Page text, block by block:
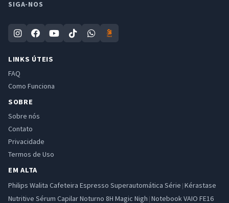
SIGA-NOS
LINKS ÚTEIS
FAQ
Como Funciona
SOBRE
Sobre nós
Contato
Privacidade
Termos de Uso
EM ALTA
Philips Walita Cafeteira Espresso Superautomática Série | Kérastase
Nutritive Sérum Capilar Noturno 8H Magic Nigh | Notebook VAIO FE16